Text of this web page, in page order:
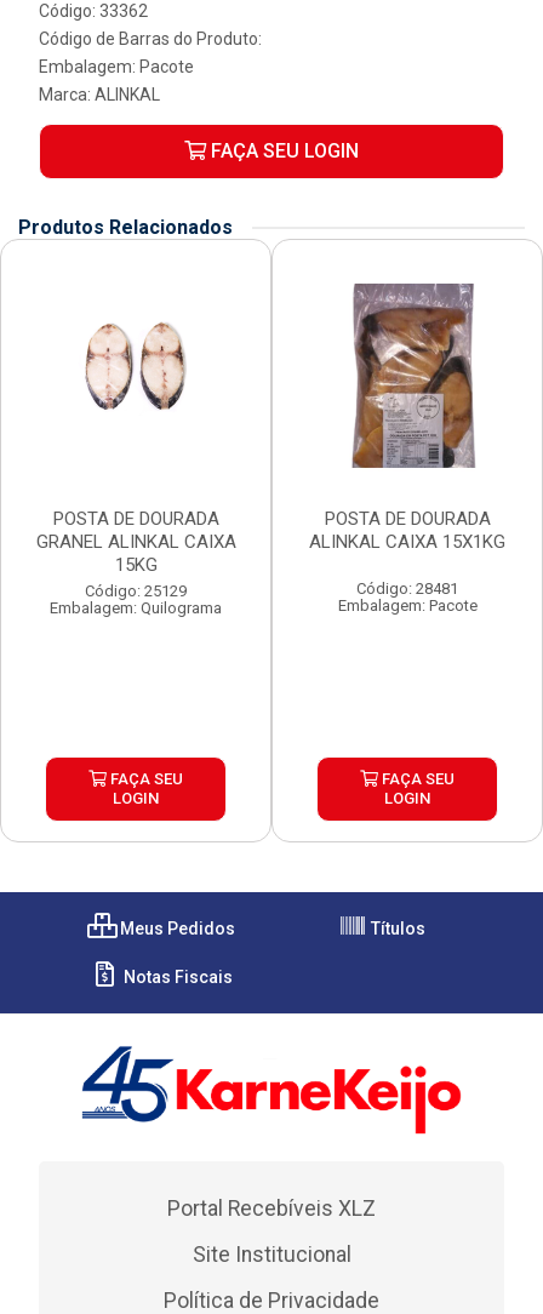
Código: 33362
Código de Barras do Produto:
Embalagem: Pacote
Marca: ALINKAL
FAÇA SEU LOGIN
Produtos Relacionados
POSTA DE DOURADA
GRANEL ALINKAL CAIXA
15KG
Código: 25129
Embalagem: Quilograma
FAÇA SEU
LOGIN
POSTA DE DOURADA
ALINKAL CAIXA 15X1KG
Código: 28481
Embalagem: Pacote
FAÇA SEU
LOGIN
Meus Pedidos Títulos
Notas Fiscais
Portal Recebíveis XLZ
Site Institucional
Política de Privacidade